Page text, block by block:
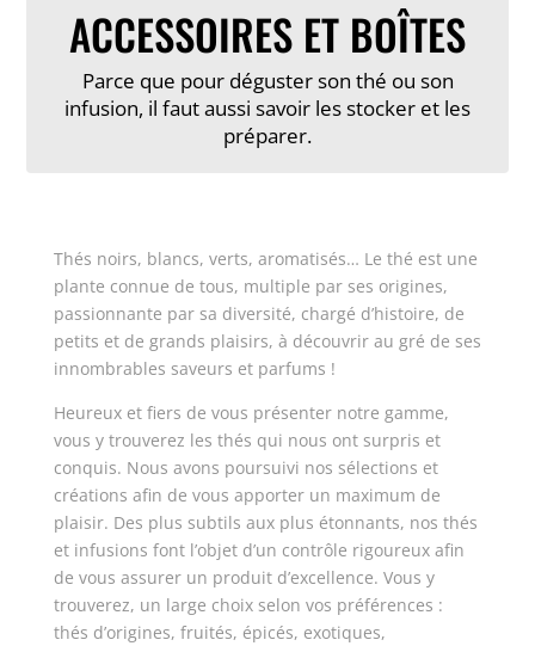
ACCESSOIRES ET BOÎTES
Parce que pour déguster son thé ou son
infusion, il faut aussi savoir les stocker et les
préparer.
Thés noirs, blancs, verts, aromatisés… Le thé est une
plante connue de tous, multiple par ses origines,
passionnante par sa diversité, chargé d’histoire, de
petits et de grands plaisirs, à découvrir au gré de ses
innombrables saveurs et parfums !
Heureux et fiers de vous présenter notre gamme,
vous y trouverez les thés qui nous ont surpris et
conquis. Nous avons poursuivi nos sélections et
créations afin de vous apporter un maximum de
plaisir. Des plus subtils aux plus étonnants, nos thés
et infusions font l’objet d’un contrôle rigoureux afin
de vous assurer un produit d’excellence. Vous y
trouverez, un large choix selon vos préférences :
thés d’origines, fruités, épicés, exotiques,